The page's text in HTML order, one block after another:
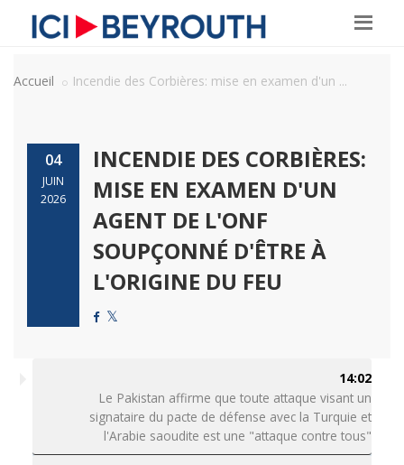
Accueil Incendie des Corbières: mise en examen d'un ...
04
JUIN
2026
INCENDIE DES CORBIÈRES:
MISE EN EXAMEN D'UN
AGENT DE L'ONF
SOUPÇONNÉ D'ÊTRE À
L'ORIGINE DU FEU
14:02
Le Pakistan affirme que toute attaque visant un
signataire du pacte de défense avec la Turquie et
l'Arabie saoudite est une "attaque contre tous"